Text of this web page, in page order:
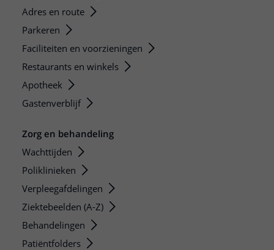
Adres en route
Parkeren
Faciliteiten en voorzieningen
Restaurants en winkels
Apotheek
Gastenverblijf
Zorg en behandeling
Wachttijden
Poliklinieken
Verpleegafdelingen
Ziektebeelden (A-Z)
Behandelingen
Patiëntfolders